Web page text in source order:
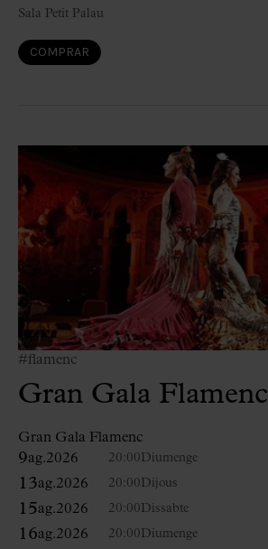
Sala Petit Palau
COMPRAR
#flamenc
Gran Gala Flamenc
Gran Gala Flamenc
9ag.2026 20:00Diumenge
13ag.2026 20:00Dijous
15ag.2026 20:00Dissabte
16ag.2026 20:00Diumenge